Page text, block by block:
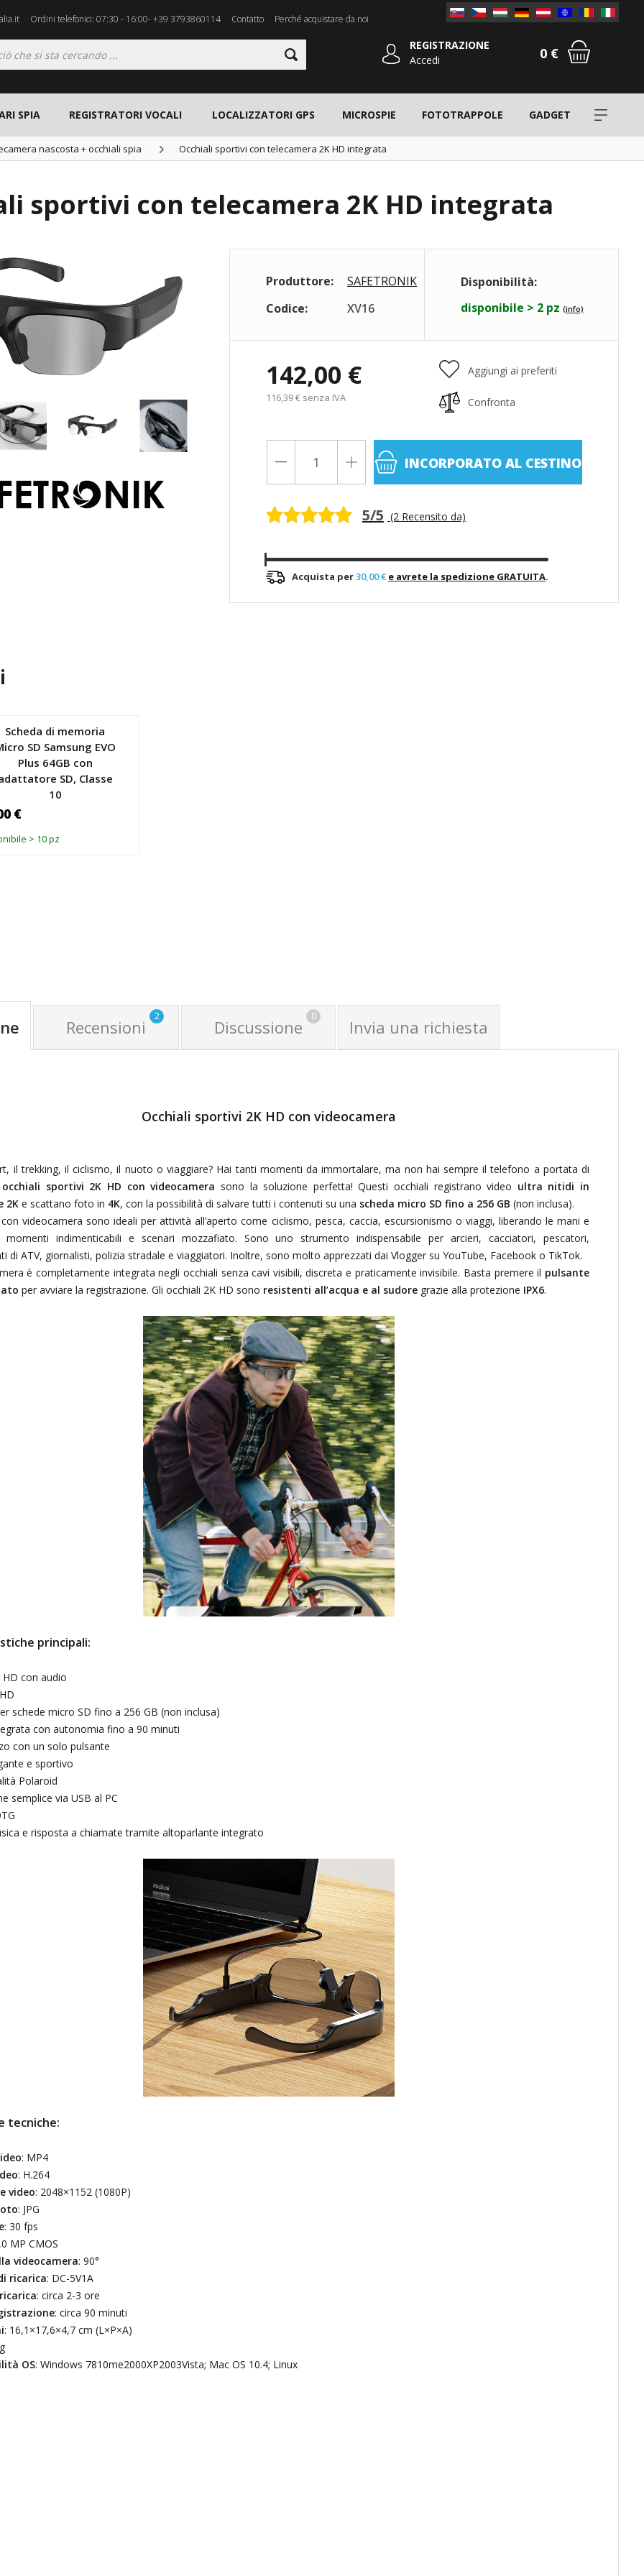
Ordini telefonici: 07:30 - 16:00- +39 3793860114 Contatto Perché acquistare da noi
REGISTRAZIONE
Accedi
0 €
SPIA REGISTRATORI VOCALI LOCALIZZATORI GPS MICROSPIE FOTOTRAPPOLE GADGET
nascosta + occhiali spia Occhiali sportivi con telecamera 2K HD integrata
sportivi con telecamera 2K HD integrata
Produttore:
SAFETRONIK
Codice:
XV16
Disponibilità:
disponibile > 2 pz (info)
142,00 €
116,39 € senza IVA
Aggiungi ai preferiti
Confronta
INCORPORATO AL CESTINO
5/5 (2 Recensito da)
Acquista per30,00 € e avrete la spedizione GRATUITA.
Scheda di memoria
SD Samsung EVO
Plus 64GB con
SD, Classe
10
€
> 10 pz
Recensioni
2
Discussione
0
Invia una richiesta
Occhiali sportivi 2K HD con videocamera
il trekking, il ciclismo, il nuoto o viaggiare? Hai tanti momenti da immortalare, ma non hai sempre il telefono a portata di
occhiali sportivi 2K HD con videocamera sono la soluzione perfetta! Questi occhiali registrano video ultra nitidi in
2K e scattano foto in 4K, con la possibilità di salvare tutti i contenuti su una scheda micro SD fino a 256 GB (non inclusa).
videocamera sono ideali per attività all’aperto come ciclismo, pesca, caccia, escursionismo o viaggi, liberando le mani e
momenti indimenticabili e scenari mozzafiato. Sono uno strumento indispensabile per arcieri, cacciatori, pescatori,
di ATV, giornalisti, polizia stradale e viaggiatori. Inoltre, sono molto apprezzati dai Vlogger su YouTube, Facebook o TikTok.
è completamente integrata negli occhiali senza cavi visibili, discreta e praticamente invisibile. Basta premere il pulsante
per avviare la registrazione. Gli occhiali 2K HD sono resistenti all’acqua e al sudore grazie alla protezione IPX6.
principali:
HD con audio
schede micro SD fino a 256 GB (non inclusa)
con autonomia fino a 90 minuti
con un solo pulsante
e sportivo
Polaroid
semplice via USB al PC
e risposta a chiamate tramite altoparlante integrato
tecniche:
: MP4
: H.264
video: 2048×1152 (1080P)
: JPG
: 30 fps
MP CMOS
videocamera: 90°
ricarica: DC-5V1A
: circa 2-3 ore
: circa 90 minuti
: 16,1×17,6×4,7 cm (L×P×A)
OS: Windows 7810me2000XP2003Vista; Mac OS 10.4; Linux